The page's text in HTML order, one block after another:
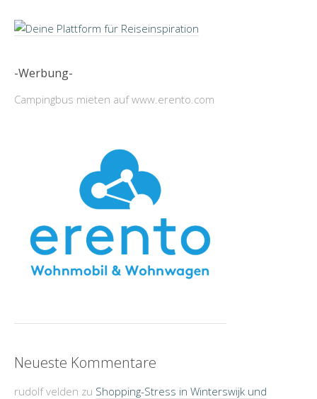
-Werbung-
Campingbus mieten auf www.erento.com
Neueste Kommentare
rudolf velden zu Shopping-Stress in Winterswijk und